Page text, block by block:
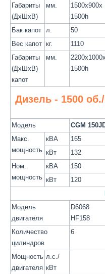
Габариты
(ДхШхВ)
мм.
1500x900x
1500h
Бак капот
л. 50
Вес капот кг. 1110
Габариты
(ДхШхВ)
капот
мм.
2200x1000x
1500h
Дизель - 1500
Модель CGM
Макс.
мощность
кВА 165
кВт
132
Ном.
мощность
кВА 150
кВт
120
Модель
двигателя
D6068
HF158
Количество
цилиндров
6
Мощность
двигателя
л.с./
кВт